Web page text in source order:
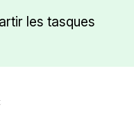
les tasques